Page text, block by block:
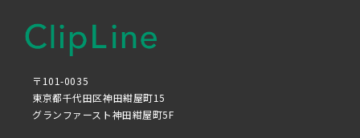
〒101-0035
東京都千代田区神田紺屋町15
グランファースト神田紺屋町5F